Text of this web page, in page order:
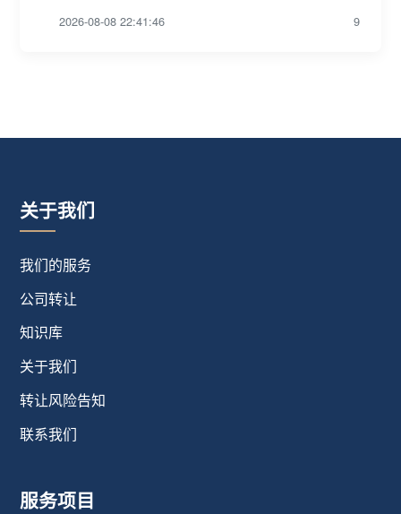
2026-08-08 22:41:46 9
关于我们
我们的服务
公司转让
知识库
关于我们
转让风险告知
联系我们
服务项目